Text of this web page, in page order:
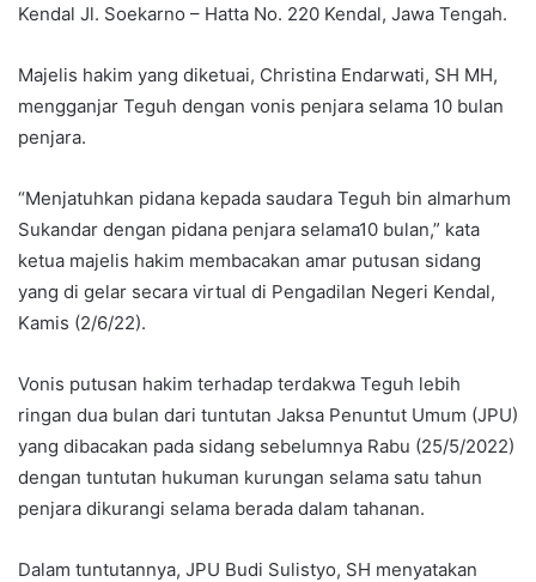
Kendal Jl. Soekarno – Hatta No. 220 Kendal, Jawa Tengah.
Majelis hakim yang diketuai, Christina Endarwati, SH MH,
mengganjar Teguh dengan vonis penjara selama 10 bulan
penjara.
“Menjatuhkan pidana kepada saudara Teguh bin almarhum
Sukandar dengan pidana penjara selama10 bulan,” kata
ketua majelis hakim membacakan amar putusan sidang
yang di gelar secara virtual di Pengadilan Negeri Kendal,
Kamis (2/6/22).
Vonis putusan hakim terhadap terdakwa Teguh lebih
ringan dua bulan dari tuntutan Jaksa Penuntut Umum (JPU)
yang dibacakan pada sidang sebelumnya Rabu (25/5/2022)
dengan tuntutan hukuman kurungan selama satu tahun
penjara dikurangi selama berada dalam tahanan.
Dalam tuntutannya, JPU Budi Sulistyo, SH menyatakan